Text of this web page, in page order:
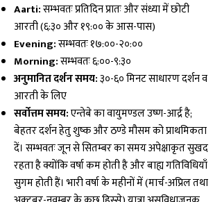
Aarti:सम्भवतः प्रतिदिन प्रातः और संध्या में छोटी
आरती (६:३० और १९:०० के आस-पास)
Evening:सम्भवतः १७:००-२०:००
Morning:सम्भवतः ६:००-९:३०
अनुमानित दर्शन समय:३०-६० मिनट साधारण दर्शन व
आरती के लिए
सर्वोत्तम समय:एन्तेबे का वायुमण्डल उष्ण-आर्द्र है;
बेहतर दर्शन हेतु शुष्क और ठण्डे मौसम को प्राथमिकता
दें। सम्भवतः जून से सितम्बर का समय अपेक्षाकृत सुखद
रहता है क्योंकि वर्षा कम होती है और बाह्य गतिविधियाँ
सुगम होती हैं। भारी वर्षा के महीनों में (मार्च-अप्रिल तथा